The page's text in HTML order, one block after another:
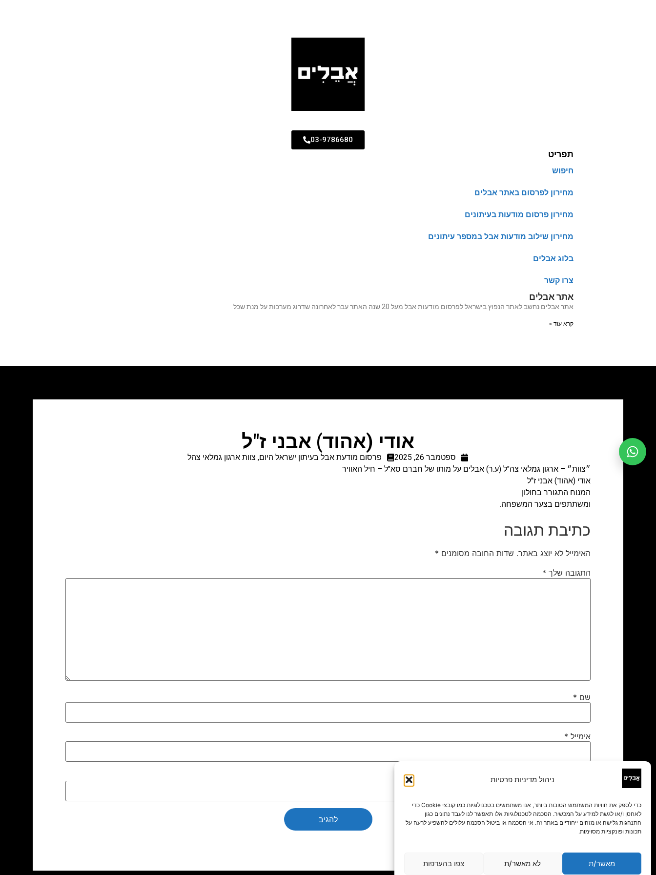
ניהול מדיניות פרטיות
כדי לספק את חוויות המשתמש הטובות ביותר, אנו משתמשים בטכנולוגיות כמו קובצי Cookie כדי
לאחסן ו/או לגשת למידע על המכשיר. הסכמה לטכנולוגיות אלו תאפשר לנו לעבד נתונים כגון
התנהגות גלישה או מזהים ייחודיים באתר זה. אי הסכמה או ביטול הסכמה עלולים להשפיע לרעה על
תכונות ופונקציות מסוימות.
מאשר/ת לא מאשר/ת צפו בהעדפות
03-9786680
תפריט
חיפוש
מחירון לפרסום באתר אבלים
מחירון פרסום מודעות בעיתונים
מחירון שילוב מודעות אבל במספר עיתונים
בלוג אבלים
צרו קשר
אתר אבלים
אתר אבלים נחשב לאתר הנפוץ בישראל לפרסום מודעות אבל מעל 20 שנה האתר עבר לאחרונה שדרוג מערכות על מנת שכל
קרא עוד »
אודי (אהוד) אבני ז"ל
ספטמבר 26, 2025 פרסום מודעת אבל בעיתון ישראל היום, צוות ארגון גמלאי צהל
״צוות״ – ארגון גמלאי צה"ל (ע.ר) אבלים על מותו של חברם סא"ל – חיל האוויר
אודי (אהוד) אבני ז"ל
המנוח התגורר בחולון
ומשתתפים בצער המשפחה.
כתיבת תגובה
האימייל לא יוצג באתר. שדות החובה מסומנים *
התגובה שלך *
שם *
אימייל *